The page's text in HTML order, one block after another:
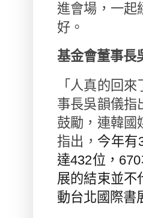
進會場，一起
好。
基金會董事長
「人真的回
事長吳韻儀指
鼓勵，連韓國
指出， 今年有
達432位， 670
展的結束並不
動台北國際書